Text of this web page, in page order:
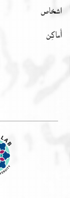
اشخاص
أَماكِن